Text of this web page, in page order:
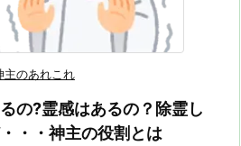
主のあれこれ
の?霊感はあるの？除霊し
・・神主の役割とは